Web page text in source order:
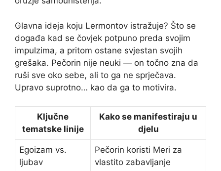
Glavna ideja koju Lermontov istražuje? Što se
događa kad se čovjek potpuno preda svojim
impulzima, a pritom ostane svjestan svojih
grešaka. Pečorin nije neuki — on točno zna da
ruši sve oko sebe, ali to ga ne sprječava.
Upravo suprotno… kao da ga to motivira.
Ključne
tematske linije
Kako se manifestiraju u
djelu
Egoizam vs.
ljubav
Pečorin koristi Meri za
vlastito zabavljanje